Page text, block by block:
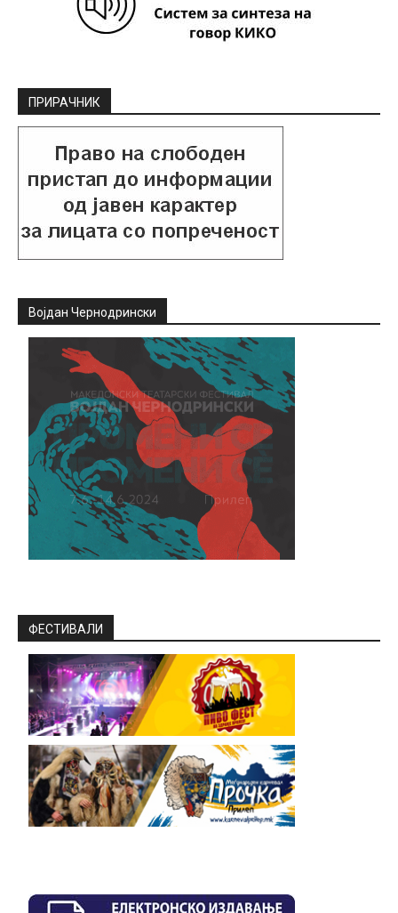
ПРИРАЧНИК
Војдан Чернодрински
ФЕСТИВАЛИ